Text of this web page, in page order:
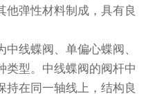
他弹性材料制成，具有良
线蝶阀、单偏心蝶阀、
类型。中线蝶阀的阀杆中
持在同一轴线上，结构良